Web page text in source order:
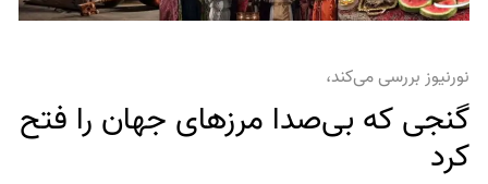
نورنیوز بررسی می‌کند،
گنجی که بی‌صدا مرزهای جهان را فتح
کرد